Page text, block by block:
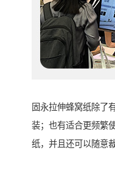
固永拉伸蜂窝纸除了
装；也有适合更频繁
纸，并且还可以随意